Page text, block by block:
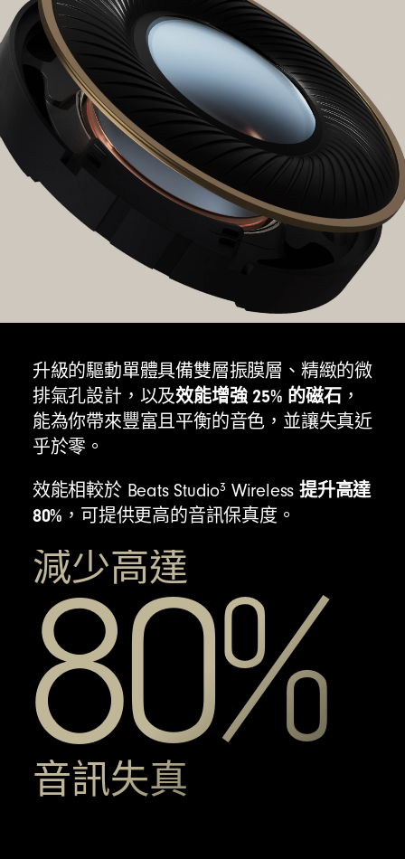
充一次電，聆聽時間最長可達 40 小時 (關閉
主動降噪)
1
啟用主動降噪或通透模式時，聆聽時間最長
可達 24 小時
採用 Fast Fuel 閃充技術，當電量不足時，充
電 10 分鐘即可擁有最長可達 4 小時的播放時
間
USB-C 通用充電方式
充電式鋰離子電池
提高音量/降低音量按鍵
用於聆聽模式、EQ 模式、電源及配對的多功
能按鈕
Beats Studio Pro 頭戴式耳機
用於充電與音訊的 USB-C 對 USB-C 連接線
3.5 公釐類比音源線
快速入門指南
保固卡
(USB-C 電源轉接器另售)
Beats Studio Pro 包裝盒以 100% 纖維製成，
其來源為以永續方式管理的森林
升級的驅動單體具備雙層振膜層、精緻的微
排氣孔設計，以及效能增強 25% 的磁石，
能為你帶來豐富且平衡的音色，並讓失真近
乎於零。
效能相較於 Beats Studio3 Wireless提升高達
80% ，可提供更高的音訊保真度。
減少高達
80%
音訊失真